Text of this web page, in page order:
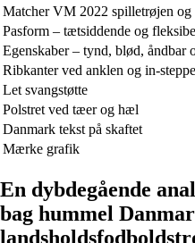
Matcher VM 2022 spilletrøjen og
Pasform – tætsiddende og
Egenskaber – tynd, blød, åndbar
Ribkanter ved anklen og in-
Let svangstøtte
Polstret ved tæer og hæl
Danmark tekst på skaftet
Mærke grafik
En dybdegående
bag hummel